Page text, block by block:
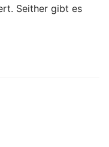
Seither gibt es